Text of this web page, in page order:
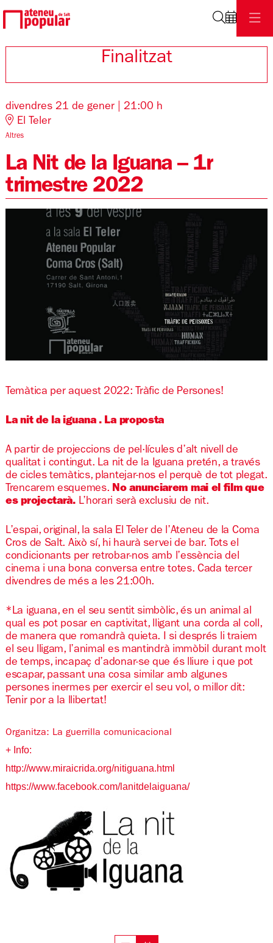
Finalitzat
divendres 21 de gener |21:00 h
El Teler
Altres
La Nit de la Iguana – 1r
trimestre 2022
Temàtica per aquest 2022: Tràfic de Persones!
La nit de la iguana . La proposta
A partir de projeccions de pel·lícules d’alt nivell de
qualitat i contingut. La nit de la Iguana pretén, a través
de cicles temàtics, plantejar-nos el perquè de tot plegat.
Trencarem esquemes. No anunciarem mai el film que
es projectarà.L’horari serà exclusiu de nit.
L’espai, original, la sala El Teler de l’Ateneu de la Coma
Cros de Salt. Això sí, hi haurà servei de bar. Tots el
condicionants per retrobar-nos amb l’essència del
cinema i una bona conversa entre totes. Cada tercer
divendres de més a les 21:00h.
*La iguana, en el seu sentit simbòlic, és un animal al
qual es pot posar en captivitat, lligant una corda al coll,
de manera que romandrà quieta. I si després li traiem
el seu lligam, l’animal es mantindrà immòbil durant molt
de temps, incapaç d’adonar-se que és lliure i que pot
escapar, passant una cosa similar amb algunes
persones inermes per exercir el seu vol, o millor dit:
Tenir por a la llibertat!
Organitza: La guerrilla comunicacional
+ Info:
http://www.miraicrida.org/nitiguana.html
https://www.facebook.com/lanitdelaiguana/